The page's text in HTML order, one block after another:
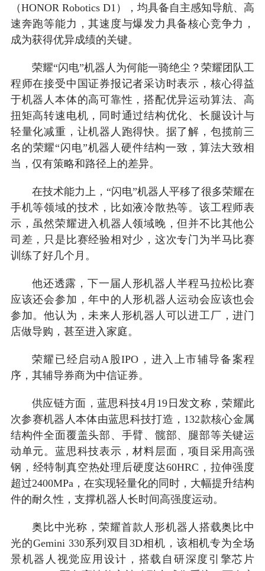
（HONOR Robotics D1），均具备自主感知导航、高
速奔跑等能力，其速度与爆发力具备核心竞争力，
成为获得优异成绩的关键。
荣耀“闪电”机器人为何能一骑绝尘？荣耀团队工
程师在接受中国证券报记者采访时表示，核心得益
于机器人本体的高可靠性，搭配优异运动算法、高
扭矩高转速电机，同时通过结构优化、长腿设计与
轻量化减重，让机器人跑得快。据了解，包揽前三
名的荣耀“闪电”机器人硬件结构一致，算法大致相
当，仅有策略和路径上的差异。
在技术能力上，“闪电”机器人平移了很多荣耀在
手机等领域的技术，比如液冷散热等。该工程师表
示，虽然荣耀进入机器人领域晚，但并不比其他公
司差，只是比赛经验相对少，这次专门为半马比赛
训练了好几个月。
他还透露，下一届人形机器人半程马拉松比赛
应该还会参加，年中的人形机器人运动会应该也会
参加。他认为，未来人形机器人可以进工厂，进门
店做导购，甚至进入家庭。
荣耀已经启动A股IPO，进入上市辅导备案程
序，其辅导券商为中信证券。
供应链方面，蓝思科技4月19日发文称，荣耀此
次参赛机器人本体由蓝思科技打造，132款核心金属
结构件全面覆盖头部、手臂、髋部、腿部等关键运
动单元。蓝思科技表示，材料层面，项目采用高强
钢，经特制真空热处理后硬度达60HRC，拉伸强度
超过2400MPa，在实现轻量化的同时，大幅提升结构
件的耐久性，支撑机器人长时间高强度运动。
奥比中光称，荣耀首款人形机器人搭载奥比中
光的Gemini 330系列双目3D相机，该相机专为全场
景机器人视觉应用设计，搭载自研深度引擎芯片